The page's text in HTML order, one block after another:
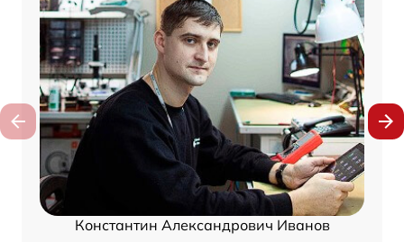
Константин Александрович Иванов